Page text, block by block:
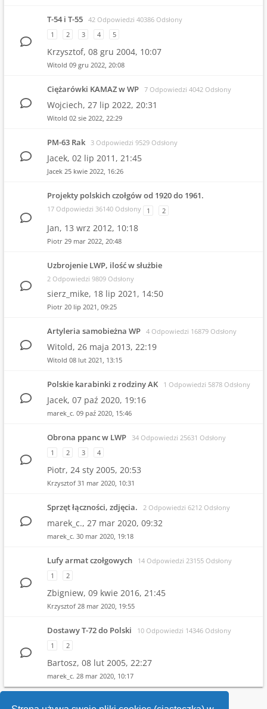
T-54 i T-55 42 Odpowiedzi 40386 Odsłony
1
2 3 4 5
Krzysztof, 08 gru 2004, 10:07
Witold 09 gru 2022, 20:08
Ciężarówki KAMAZ w WP 7 Odpowiedzi 4042 Odsłony
Wojciech, 27 lip 2022, 20:31
Witold 02 sie 2022, 22:29
PM-63 Rak 3 Odpowiedzi 9529 Odsłony
Jacek, 02 lip 2011, 21:45
Jacek 25 kwie 2022, 16:26
Projekty polskich czołgów od 1920 do 1961.
17 Odpowiedzi 36140 Odsłony 1 2
Jan, 13 wrz 2012, 10:18
Piotr 29 mar 2022, 20:48
Uzbrojenie LWP, ilość w służbie
2 Odpowiedzi 9809 Odsłony
sierz_mike, 18 lip 2021, 14:50
Piotr 20 lip 2021, 09:25
Artyleria samobieżna WP 4 Odpowiedzi 16879 Odsłony
Witold, 26 maja 2013, 22:19
Witold 08 lut 2021, 13:15
Polskie karabinki z rodziny AK 1 Odpowiedzi 5878 Odsłony
Jacek, 07 paź 2020, 19:16
marek_c. 09 paź 2020, 15:46
Obrona ppanc w LWP 34 Odpowiedzi 25631 Odsłony
1
2 3 4
Piotr, 24 sty 2005, 20:53
Krzysztof 31 mar 2020, 10:31
Sprzęt łączności, zdjęcia. 2 Odpowiedzi 6212 Odsłony
marek_c., 27 mar 2020, 09:32
marek_c. 30 mar 2020, 19:18
Lufy armat czołgowych
14 Odpowiedzi 23155 Odsłony
1
2
Zbigniew, 09 kwie 2016, 21:45
Krzysztof 28 mar 2020, 19:55
Dostawy T-72 do Polski
10 Odpowiedzi 14346 Odsłony
1
2
Bartosz, 08 lut 2005, 22:27
marek_c. 28 mar 2020, 10:17